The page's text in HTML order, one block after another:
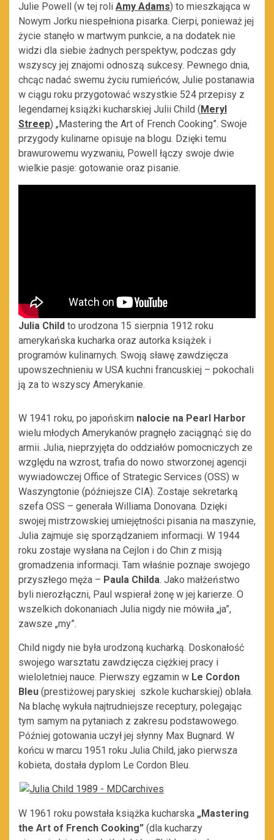
Julie Powell (w tej roli Amy Adams) to mieszkająca w
Nowym Jorku niespełniona pisarka. Cierpi, ponieważ jej
życie stanęło w martwym punkcie, a na dodatek nie
widzi dla siebie żadnych perspektyw, podczas gdy
wszyscy jej znajomi odnoszą sukcesy. Pewnego dnia,
chcąc nadać swemu życiu rumieńców, Julie postanawia
w ciągu roku przygotować wszystkie 524 przepisy z
legendarnej książki kucharskiej Julii Child ( Meryl
Streep) „Mastering the Art of French Cooking”. Swoje
przygody kulinarne opisuje na blogu. Dzięki temu
brawurowemu wyzwaniu, Powell łączy swoje dwie
wielkie pasje: gotowanie oraz pisanie.
Julia Child to urodzona 15 sierpnia 1912 roku
amerykańska kucharka oraz autorka książek i
programów kulinarnych. Swoją sławę zawdzięcza
upowszechnieniu w USA kuchni francuskiej – pokochali
ją za to wszyscy Amerykanie.
W 1941 roku, po japońskim nalocie na Pearl Harbor
wielu młodych Amerykanów pragnęło zaciągnąć się do
armii. Julia, nieprzyjęta do oddziałów pomocniczych ze
względu na wzrost, trafia do nowo stworzonej agencji
wywiadowczej Office of Strategic Services (OSS) w
Waszyngtonie (późniejsze CIA). Zostaje sekretarką
szefa OSS – generała Williama Donovana. Dzięki
swojej mistrzowskiej umiejętności pisania na maszynie,
Julia zajmuje się sporządzaniem informacji. W 1944
roku zostaje wysłana na Cejlon i do Chin z misją
gromadzenia informacji. Tam właśnie poznaje swojego
przyszłego męża – Paula Childa. Jako małżeństwo
byli nierozłączni, Paul wspierał żonę w jej karierze. O
wszelkich dokonaniach Julia nigdy nie mówiła „ja”,
zawsze „my”.
Child nigdy nie była urodzoną kucharką. Doskonałość
swojego warsztatu zawdzięcza ciężkiej pracy i
wieloletniej nauce. Pierwszy egzamin w Le Cordon
Bleu (prestiżowej paryskiej szkole kucharskiej) oblała.
Na blachę wykuła najtrudniejsze receptury, polegając
tym samym na pytaniach z zakresu podstawowego.
Później gotowania uczył jej słynny Max Bugnard. W
końcu w marcu 1951 roku Julia Child, jako pierwsza
kobieta, dostała dyplom Le Cordon Bleu.
W 1961 roku powstała książka kucharska „Mastering
the Art of French Cooking” (dla kucharzy